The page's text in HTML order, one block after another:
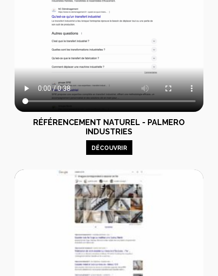
RÉFÉRENCEMENT NATUREL - PALMERO
INDUSTRIES
DÉCOUVRIR